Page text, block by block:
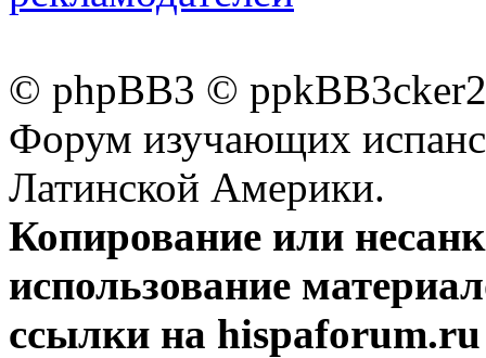
© phpBB3 ©
Форум изучающих
Латинской Америки.
Копирование или
использование
ссылки на hispaforum.ru